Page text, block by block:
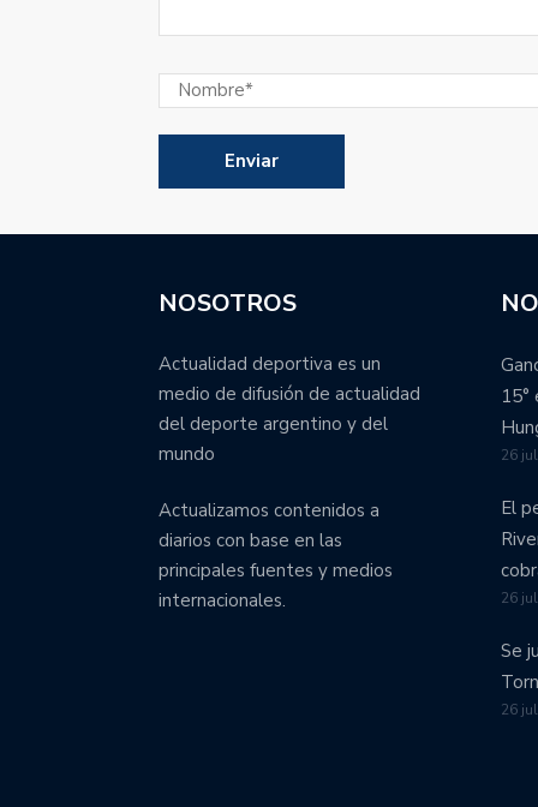
NOSOTROS
Actualidad deportiva es un
medio de difusión de actualidad
del deporte argentino y del
mundo
Actualizamos contenidos a
diarios con base en las
principales fuentes y medios
internacionales.
15°
26
El
26
Se
26